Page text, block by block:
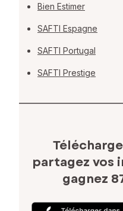
Bien Estimer
SAFTI Espagne
SAFTI Portugal
SAFTI Prestige
partagez vos
gagnez